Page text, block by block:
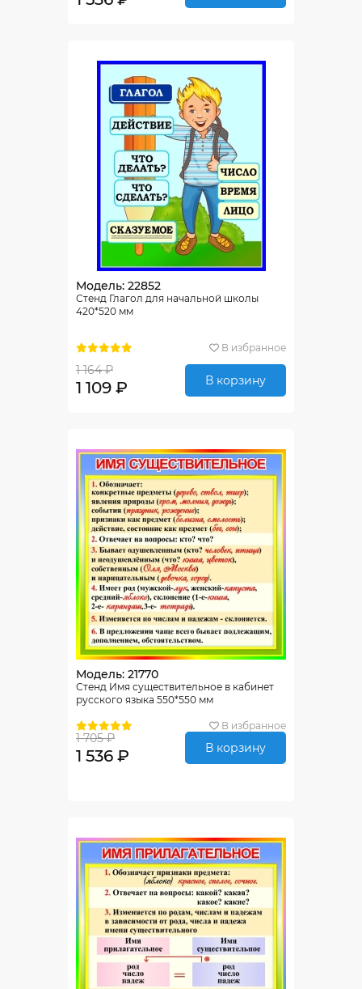
Модель: 22852
Стенд Глагол для начальной школы
420*520 мм
В избранное
1 164 ₽
1 109 ₽ В корзину
Модель: 21770
Стенд Имя существительное в кабинет
русского языка 550*550 мм
В избранное
1 705 ₽
1 536 ₽ В корзину